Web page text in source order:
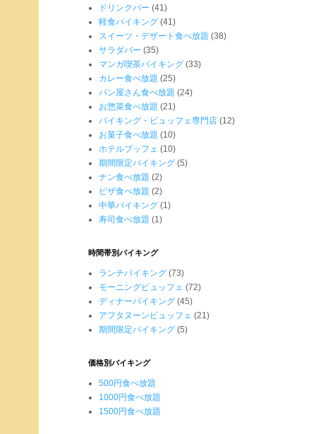
ドリンクバー (41)
軽食バイキング (41)
スイーツ・デザート食べ放題 (38)
サラダバー (35)
マンガ喫茶バイキング (33)
カレー食べ放題 (25)
パン屋さん食べ放題 (24)
お惣菜食べ放題 (21)
バイキング・ビュッフェ専門店 (12)
お菓子食べ放題 (10)
ホテルブッフェ (10)
期間限定バイキング (5)
ナン食べ放題 (2)
ピザ食べ放題 (2)
中華バイキング (1)
寿司食べ放題 (1)
時間帯別バイキング
ランチバイキング (73)
モーニングビュッフェ (72)
ディナーバイキング (45)
アフタヌーンビュッフェ (21)
期間限定バイキング (5)
価格別バイキング
500円食べ放題
1000円食べ放題
1500円食べ放題